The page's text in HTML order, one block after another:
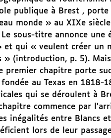
publique à Brest ,
monde » au XIXe
sous-titre annonce
et qui « veulent créer un
» (introduction, p. 5).
premier chapitre porte
au Texas en
qui se déroulent à
commence par
inégalités entre Blancs
lors de leur